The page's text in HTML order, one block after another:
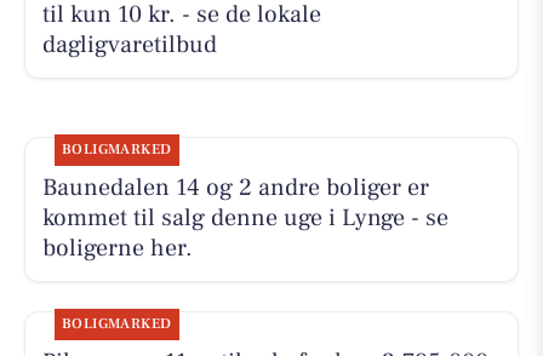
til kun 10 kr. - se de lokale
dagligvaretilbud
BOLIGMARKED
Baunedalen 14 og 2 andre boliger er
kommet til salg denne uge i Lynge - se
boligerne her.
BOLIGMARKED